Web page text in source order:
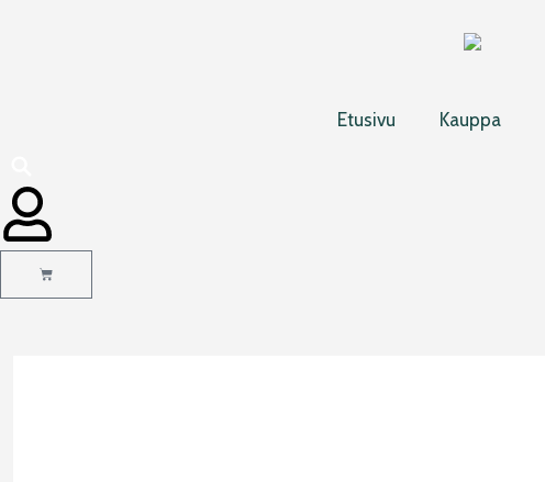
Etusivu Kauppa
Cart